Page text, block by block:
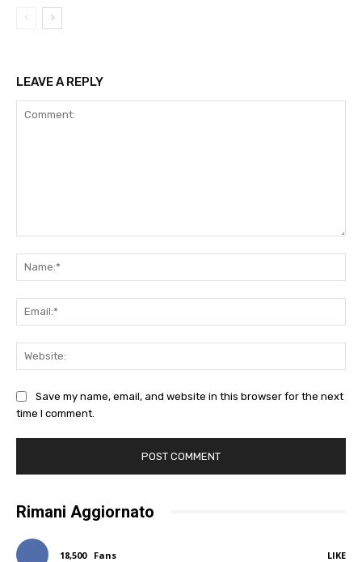
LEAVE A REPLY
Save my name, email, and website in this browser for the next
time I comment.
Rimani Aggiornato
18,500 Fans LIKE